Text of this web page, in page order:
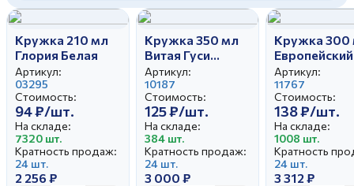
Кружка 210 мл
Глория Белая
Артикул:
03295
Стоимость:
94 ₽/шт.
На складе:
7320 шт.
Кратность продаж:
24 шт.
2 256 ₽
Кружка 350 мл
Витая Гуси
(новые)
Артикул:
10187
Стоимость:
125 ₽/шт.
На складе:
384 шт.
Кратность продаж:
24 шт.
3 000 ₽
Кружка 300
Европейский
Мрамор
Пыльная
Артикул:
11767
Стоимость:
138 ₽/шт.
На складе:
1008 шт.
Кратность
24 шт.
3 312 ₽